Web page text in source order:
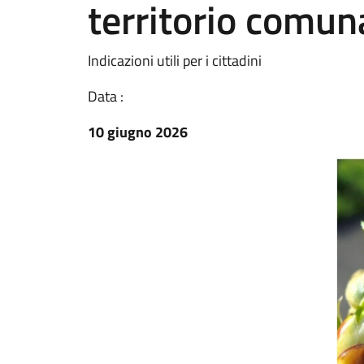
territorio
Indicazioni utili per i cittadini
Data :
10 giugno 2026